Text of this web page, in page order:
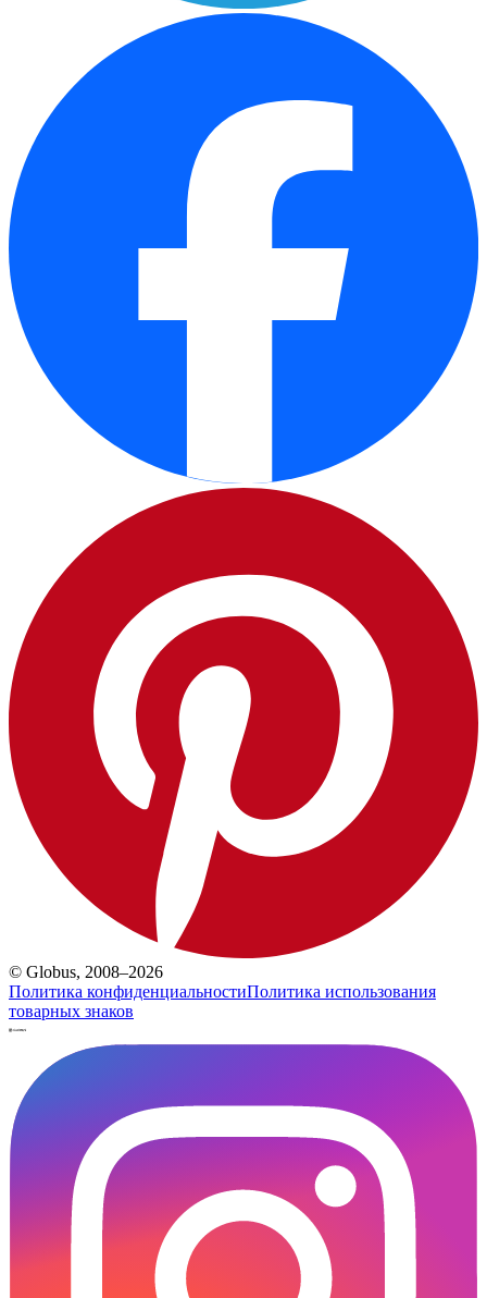
© Globus, 2008–2026
Политика конфиденциальностиПолитика использования
товарных знаков